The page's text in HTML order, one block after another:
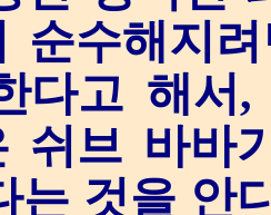
순수해지
다고 해서
쉬브 바바
는 것을 안